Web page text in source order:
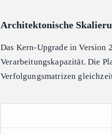
Architektonische
Das Kern-Upgrade in Version
Verarbeitungskapazität. Die
Verfolgungsmatrizen